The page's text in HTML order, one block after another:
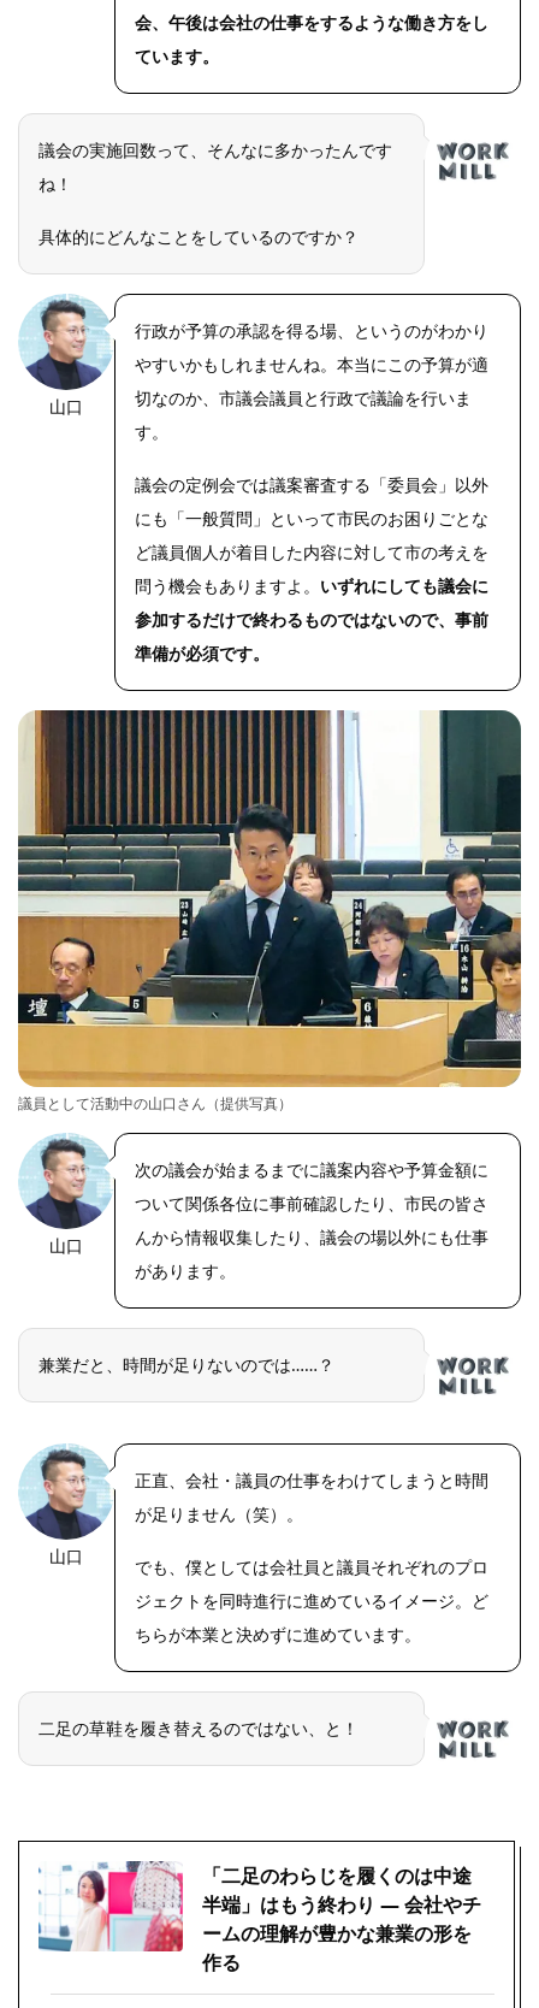
会、午後は会社の仕事をするような働き方をし
ています。
議会の実施回数って、そんなに多かったんです
ね！
具体的にどんなことをしているのですか？
山口
行政が予算の承認を得る場、というのがわかり
やすいかもしれませんね。本当にこの予算が適
切なのか、市議会議員と行政で議論を行いま
す。
議会の定例会では議案審査する「委員会」以外
にも「一般質問」といって市民のお困りごとな
ど議員個人が着目した内容に対して市の考えを
問う機会もありますよ。 いずれにしても議会に
参加するだけで終わるものではないので、事前
準備が必須です。
議員として活動中の山口さん（提供写真）
山口
次の議会が始まるまでに議案内容や予算金額に
ついて関係各位に事前確認したり、市民の皆さ
んから情報収集したり、議会の場以外にも仕事
があります。
兼業だと、時間が足りないのでは……？
山口
正直、会社・議員の仕事をわけてしまうと時間
が足りません（笑）。
でも、僕としては会社員と議員それぞれのプロ
ジェクトを同時進行に進めているイメージ。ど
ちらが本業と決めずに進めています。
二足の草鞋を履き替えるのではない、と！
「二足のわらじを履くのは中途
半端」はもう終わり ― 会社やチ
ームの理解が豊かな兼業の形を
作る